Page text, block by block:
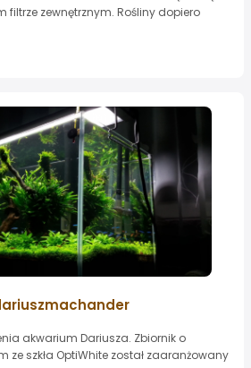
filtrze zewnętrznym. Rośliny dopiero
akwarium Dariusza. Zbiornik o
szkła OptiWhite został zaaranżowany